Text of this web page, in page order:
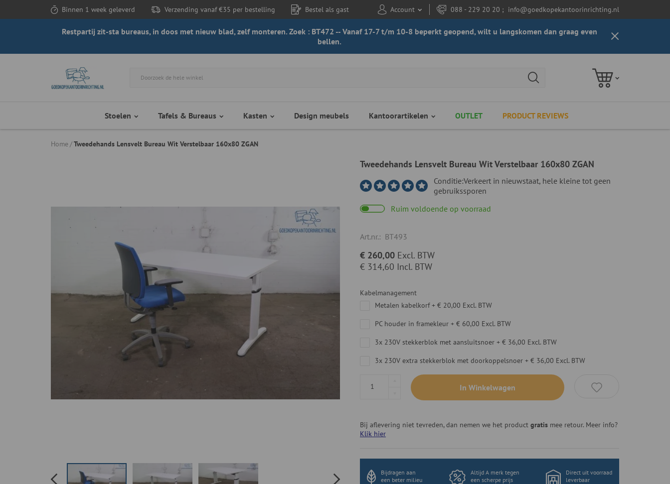
Binnen 1 week geleverd Verzending vanaf €35 per bestelling Bestel als gast Account 088 - 229 20 20 ; info@goedkopekantoorinrichting.nl
Restpartij zit-sta bureaus, in doos met nieuw blad, zelf monteren. Zoek : BT472 -- Vanaf 17-7 t/m 10-8 beperkt geopend, wilt u langskomen dan graag even
bellen.
Stoelen Tafels & Bureaus Kasten Design meubels Kantoorartikelen OUTLET PRODUCT REVIEWS
Home Tweedehands Lensvelt Bureau Wit Verstelbaar 160x80 ZGAN
Tweedehands Lensvelt Bureau Wit Verstelbaar 160x80 ZGAN
Conditie:Verkeert in nieuwstaat, hele kleine tot geen
gebruikssporen
Ruim voldoende op voorraad
Art.nr.: BT493
€ 314,60 Incl. BTW
€ 260,00 Excl. BTW
Kabelmanagement
Metalen kabelkorf +€ 20,00 Excl. BTW
PC houder in framekleur +€ 60,00 Excl. BTW
3x 230V stekkerblok met aansluitsnoer +€ 36,00 Excl. BTW
3x 230V extra stekkerblok met doorkoppelsnoer +€ 36,00 Excl. BTW
In Winkelwagen
Bij aflevering niet tevreden, dan nemen we het productgratis mee retour. Meer info?
Klik hier
Bijdragen aan
een beter milieu
Altijd A merk tegen
een scherpe prijs
Direct uit voorraad
leverbaar